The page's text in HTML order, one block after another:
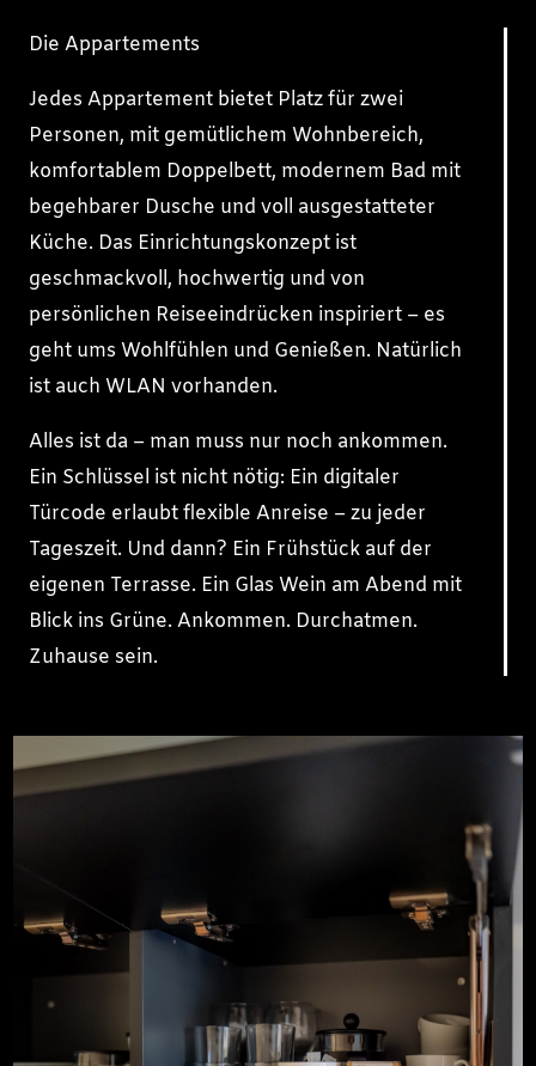
Die Appartements
Jedes Appartement bietet Platz für zwei
Personen, mit gemütlichem Wohnbereich,
komfortablem Doppelbett, modernem Bad mit
begehbarer Dusche und voll ausgestatteter
Küche. Das Einrichtungskonzept ist
geschmackvoll, hochwertig und von
persönlichen Reiseeindrücken inspiriert – es
geht ums Wohlfühlen und Genießen. Natürlich
ist auch WLAN vorhanden.
Alles ist da – man muss nur noch ankommen.
Ein Schlüssel ist nicht nötig: Ein digitaler
Türcode erlaubt flexible Anreise – zu jeder
Tageszeit. Und dann? Ein Frühstück auf der
eigenen Terrasse. Ein Glas Wein am Abend mit
Blick ins Grüne. Ankommen. Durchatmen.
Zuhause sein.